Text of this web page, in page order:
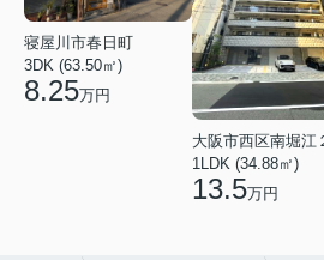
寝屋川市春日町
3DK (63.50㎡)
8.25万円
1LDK (34.88㎡)
13.5万円